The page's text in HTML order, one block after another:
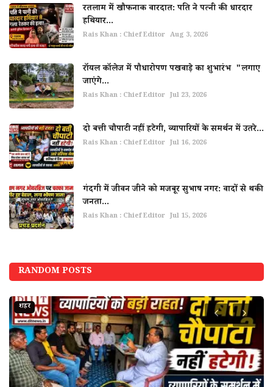
रतलाम में खौफनाक वारदात: पति ने पत्नी की धारदार
हथियार...
Rais Khan : Chief Editor Aug 3, 2026
रॉयल कॉलेज में पौधारोपण पखवाड़े का शुभारंभ "लगाए
जाएंगे...
Rais Khan : Chief Editor Jul 23, 2026
दो बत्ती चौपाटी नहीं हटेगी, व्यापारियों के समर्थन में उतरे...
Rais Khan : Chief Editor Jul 16, 2026
गंदगी में जीवन जीने को मजबूर सुभाष नगर: वादों से थकी
जनता...
Rais Khan : Chief Editor Jul 15, 2026
RANDOM POSTS
शहर